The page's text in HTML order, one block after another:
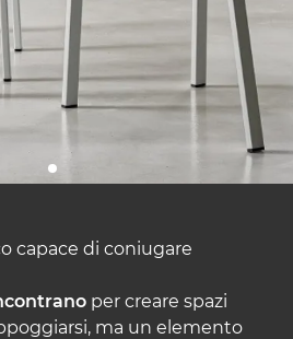
capace di coniugare
per creare spazi
ma un elemento